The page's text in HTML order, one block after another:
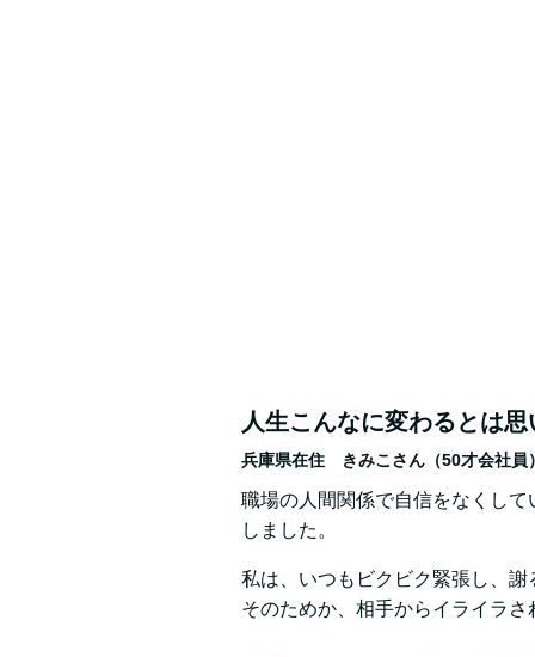
人生こんなに変わるとは
兵庫県在住 きみこさん（50才会社員
職場の人間関係で自信をなくし
しました。
私は、いつもビクビク緊張し、
そのためか、相手からイライラ